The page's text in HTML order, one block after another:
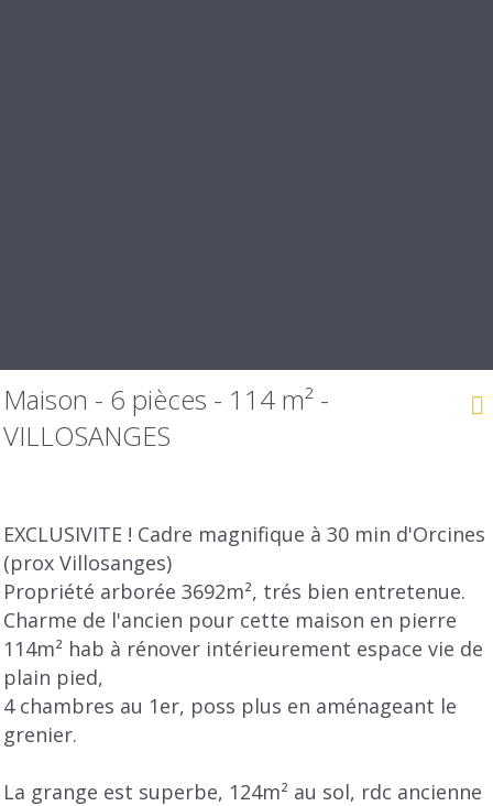
Maison - 6 pièces - 114 m² -
VILLOSANGES
EXCLUSIVITE ! Cadre magnifique à 30 min d'Orcines
(prox Villosanges)
Propriété arborée 3692m², trés bien entretenue.
Charme de l'ancien pour cette maison en pierre
114m² hab à rénover intérieurement espace vie de
plain pied,
4 chambres au 1er, poss plus en aménageant le
grenier.
La grange est superbe, 124m² au sol, rdc ancienne